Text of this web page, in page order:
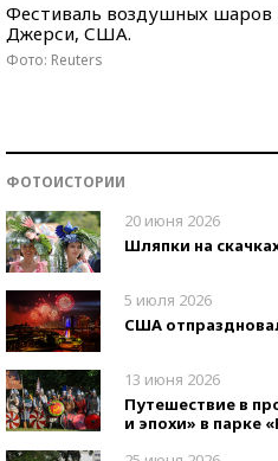
Фестиваль воздушных шаров
Джерси, США.
Фото: Reuters
ФОТОИСТОРИИ
20 июня 2026
Шляпки на
5 июля 2026
США
13 июня 2026
Путешествие в
и эпохи» в парке